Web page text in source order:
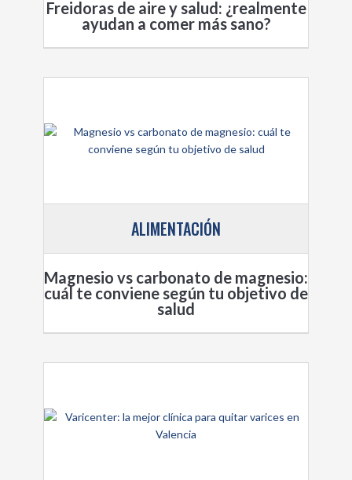
Freidoras de aire y salud: ¿realmente
ayudan a comer más sano?
ALIMENTACIÓN
Magnesio vs carbonato de magnesio:
cuál te conviene según tu objetivo de
salud